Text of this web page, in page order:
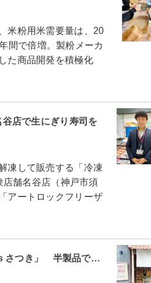
米粉用米需要量は、20
間で倍増。製粉メーカ
た商品開発を積極化
店で生にぎり寿司を
凍して販売する「冷凍
舗名谷店（神戸市須
アートロックフリーザ
さつき」 半製品で…